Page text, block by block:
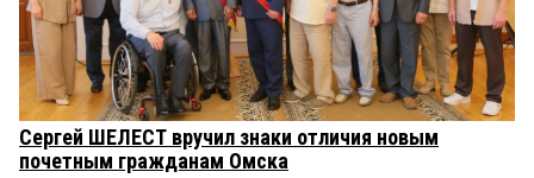
Сергей ШЕЛЕСТ вручил знаки отличия новым
почетным гражданам Омска